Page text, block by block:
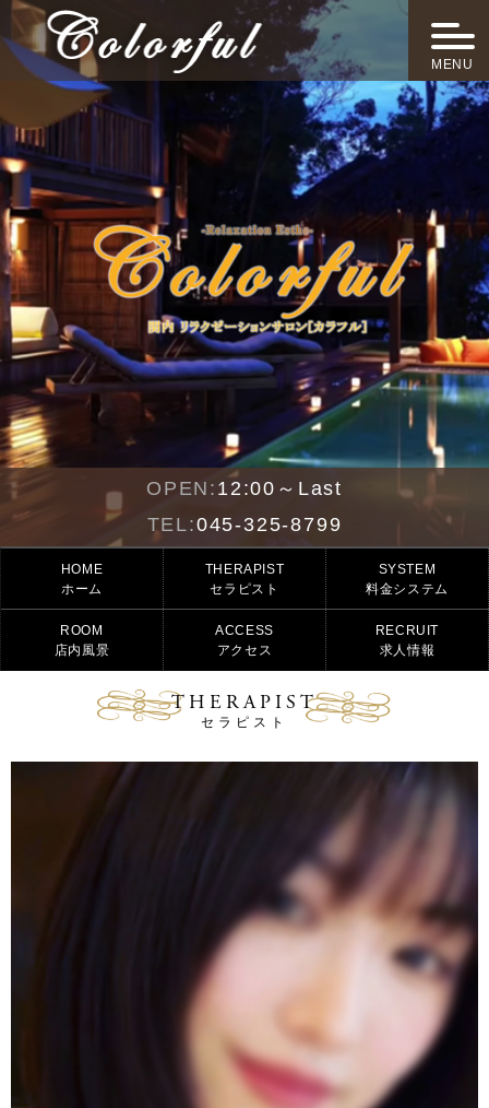
MENU
OPEN: 12:00～Last
TEL:045-325-8799
HOME
ホーム
THERAPIST
セラピスト
SYSTEM
料金システム
ROOM
店内風景
ACCESS
アクセス
RECRUIT
求人情報
THERAPIST
セラピスト